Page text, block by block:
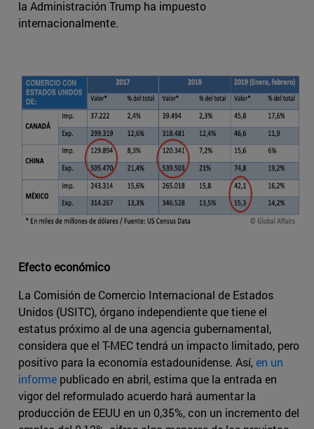
la Administración Trump ha impuesto
internacionalmente.
Efecto económico
La Comisión de Comercio Internacional de Estados
Unidos (USITC), órgano independiente que tiene el
estatus próximo al de una agencia gubernamental,
considera que el T-MEC tendrá un impacto limitado, pero
positivo para la economía estadounidense. Así,en un
informe publicado en abril, estima que la entrada en
vigor del reformulado acuerdo hará aumentar la
producción de EEUU en un 0,35%, con un incremento del